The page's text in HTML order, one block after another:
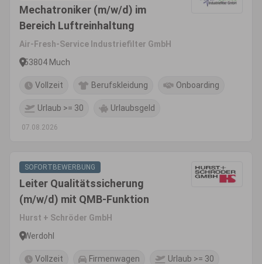
Mechatroniker (m/w/d) im
Bereich Luftreinhaltung
Air-Fresh-Service Industriefilter GmbH
53804 Much
Vollzeit Berufskleidung Onboarding
Urlaub >= 30 Urlaubsgeld
07.08.2026
SOFORTBEWERBUNG
Leiter Qualitätssicherung
(m/w/d) mit QMB-Funktion
Hurst + Schröder GmbH
Werdohl
Vollzeit Firmenwagen Urlaub >= 30